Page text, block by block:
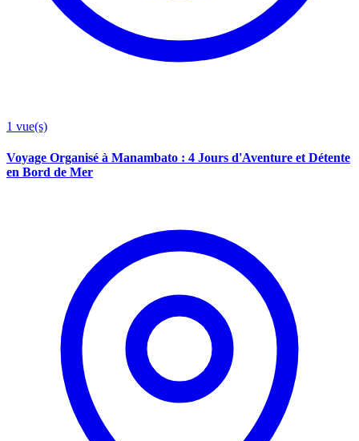
1 vue(s)
Voyage Organisé à Manambato : 4 Jours d'Aventure et Détente
en Bord de Mer